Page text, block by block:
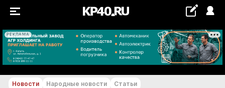
РЕКЛАМА
+11...+12 °С
Новости Народные новости Статьи